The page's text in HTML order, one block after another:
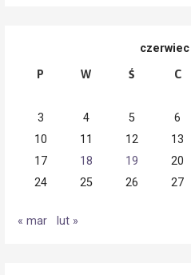
czerwiec
P W Ś C
3
4 5 6
10
11 12 13
17
18 19 20
24
25 26 27
« mar lut »